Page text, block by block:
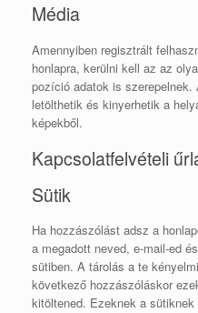
Média
Amennyiben regisztrált
honlapra, kerülni kell az az
pozíció adatok is szerepelnek.
letölthetik és kinyerhetik a
képekből.
Kapcsolatfelvételi
Sütik
Ha hozzászólást adsz a
a megadott neved, e-mail-ed
sütiben. A tárolás a te
következő hozzászóláskor
kitöltened. Ezeknek a sütiknek